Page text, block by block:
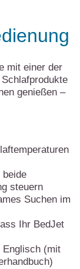
mit einer der
genießen –
beide
steuern
Suchen im
Ihr BedJet
Englisch (mit